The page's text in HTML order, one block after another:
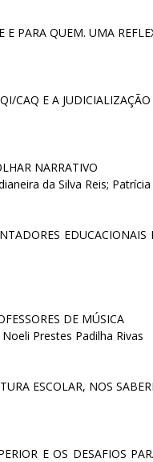
E PARA QUEM. UMA
CAQ E A JUDICIALIZAÇÃO
NARRATIVO
da Silva Reis;
DE MÚSICA
Prestes Padilha Rivas
ESCOLAR, NOS
E OS DESAFIOS